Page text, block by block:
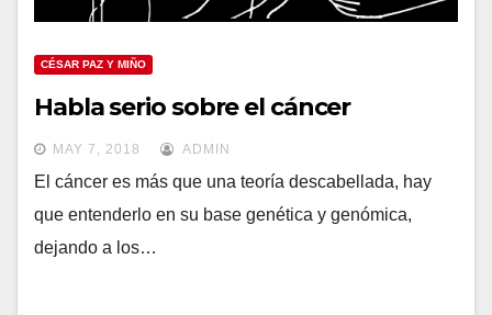
CÉSAR PAZ Y MIÑO
Habla serio sobre el cáncer
MAY 7, 2018 ADMIN
El cáncer es más que una teoría descabellada, hay
que entenderlo en su base genética y genómica,
dejando a los…